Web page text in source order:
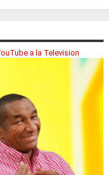
a la Television